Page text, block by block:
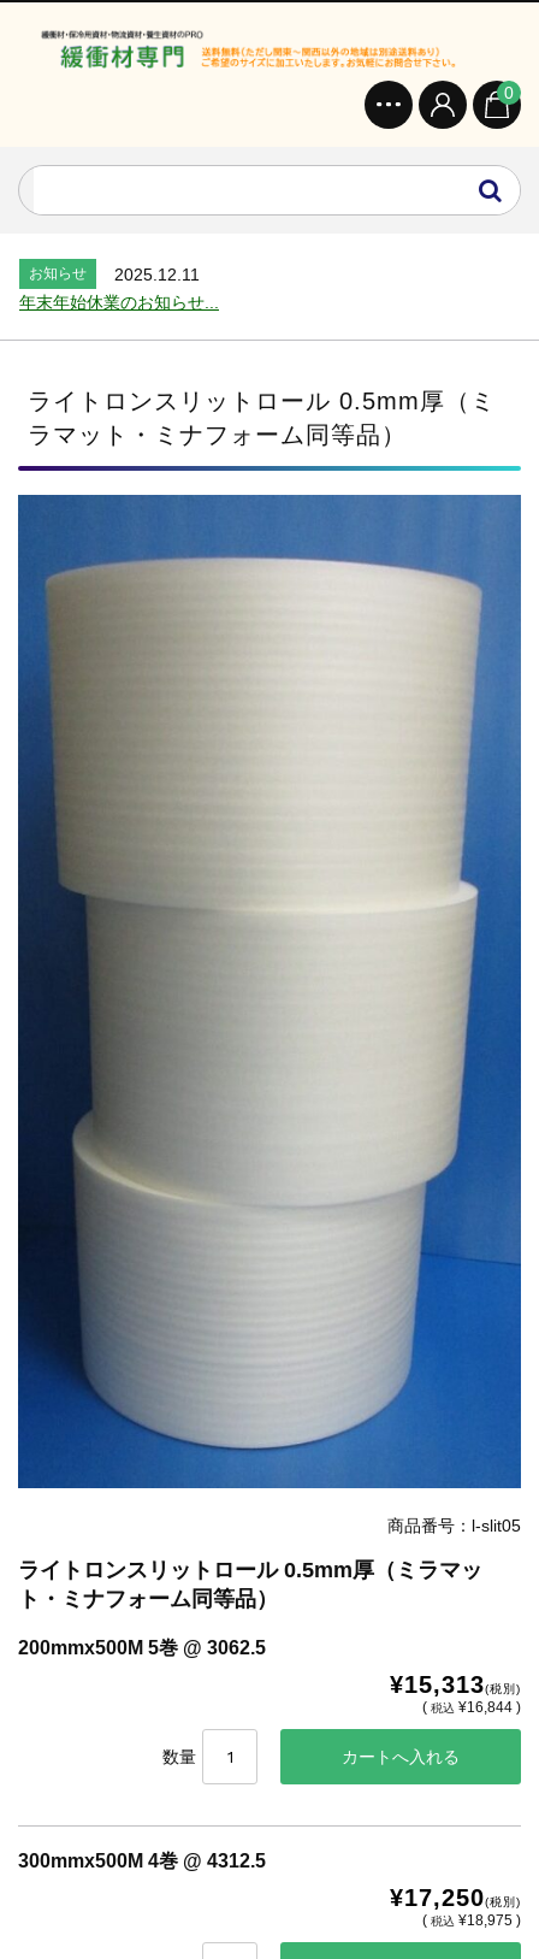
0
オンラインショップを開設いたしました。...
お知らせ
2026.7.24
お知らせ
2025.12.11
年末年始休業のお知らせ...
お知らせ
2024.2.27
全国へ確実・迅速に納品...
お知らせ
2024.2.27
オンラインショップを開設いたしました。...
2025.12.11
ライトロンスリットロール 0.5mm厚（ミ
ラマット・ミナフォーム同等品）
商品番号：l-slit05
ライトロンスリットロール 0.5mm厚（ミラマッ
ト・ミナフォーム同等品）
200mmx500M 5巻 @ 3062.5
¥15,313(税別)
(税込 ¥16,844 )
数量
300mmx500M 4巻 @ 4312.5
¥17,250(税別)
(税込 ¥18,975 )